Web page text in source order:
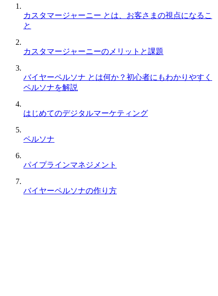
カスタマージャーニー とは、お客さまの視点になるこ
と
カスタマージャーニーのメリットと課題
バイヤーペルソナ とは何か？初心者にもわかりやすく
ペルソナを解説
はじめてのデジタルマーケティング
ペルソナ
パイプラインマネジメント
バイヤーペルソナの作り方